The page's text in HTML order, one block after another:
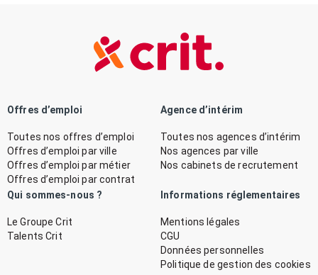
Offres d’emploi
Toutes nos offres d’emploi
Offres d’emploi par ville
Offres d’emploi par métier
Offres d’emploi par contrat
Agence d’intérim
Toutes nos agences d’intérim
Nos agences par ville
Nos cabinets de recrutement
Qui sommes-nous ?
Le Groupe Crit
Talents Crit
Informations réglementaires
Mentions légales
CGU
Données personnelles
Politique de gestion des cookies